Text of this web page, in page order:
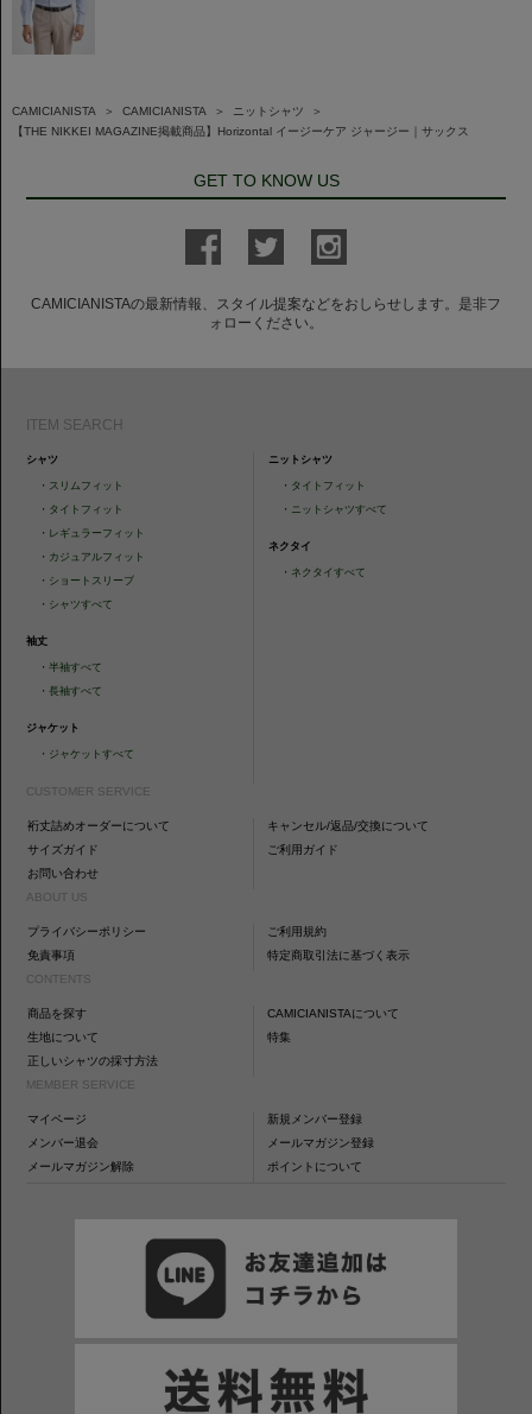
CAMICIANISTA ＞ CAMICIANISTA ＞ ニットシャツ ＞
【THE NIKKEI MAGAZINE掲載商品】Horizontal イージーケア ジャージー｜サックス
GET TO KNOW US
CAMICIANISTAの最新情報、スタイル提案などをおしらせします。是非フ
ォローください。
ITEM SEARCH
シャツ
・ スリムフィット
・ タイトフィット
・ レギュラーフィット
・ カジュアルフィット
・ ショートスリーブ
・ シャツすべて
袖丈
・半袖すべて
・長袖すべて
ジャケット
・ ジャケットすべて
ニットシャツ
・ タイトフィット
・ ニットシャツすべて
ネクタイ
・ ネクタイすべて
CUSTOMER SERVICE
裄丈詰めオーダーについて
キャンセル/返品/交換について
サイズガイド
ご利用ガイド
お問い合わせ
ABOUT US
プライバシーポリシー
ご利用規約
免責事項
特定商取引法に基づく表示
CONTENTS
商品を探す
CAMICIANISTAについて
生地について
特集
正しいシャツの採寸方法
MEMBER SERVICE
マイページ
新規メンバー登録
メンバー退会
メールマガジン登録
メールマガジン解除
ポイントについて